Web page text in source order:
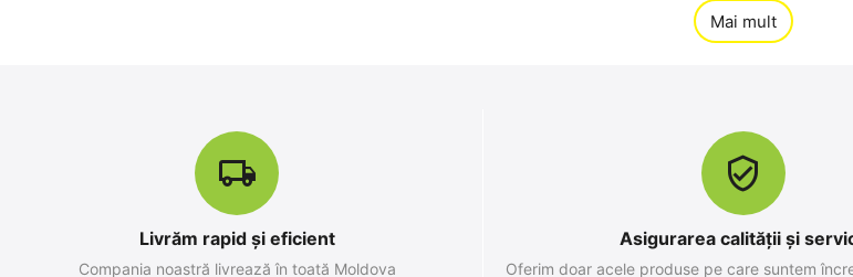
Apple iPhone 17 Pro Max 256 GB,
Mai mult
Livrăm rapid și eficient
Compania noastră livrează în toată Moldova
Asigurarea calității și
Oferim doar acele produse pe care suntem